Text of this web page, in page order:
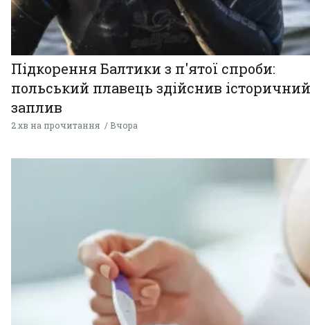
Підкорення Балтики з п'ятої спроби:
польський плавець здійснив історичний
заплив
2 хв на прочитання Вчора